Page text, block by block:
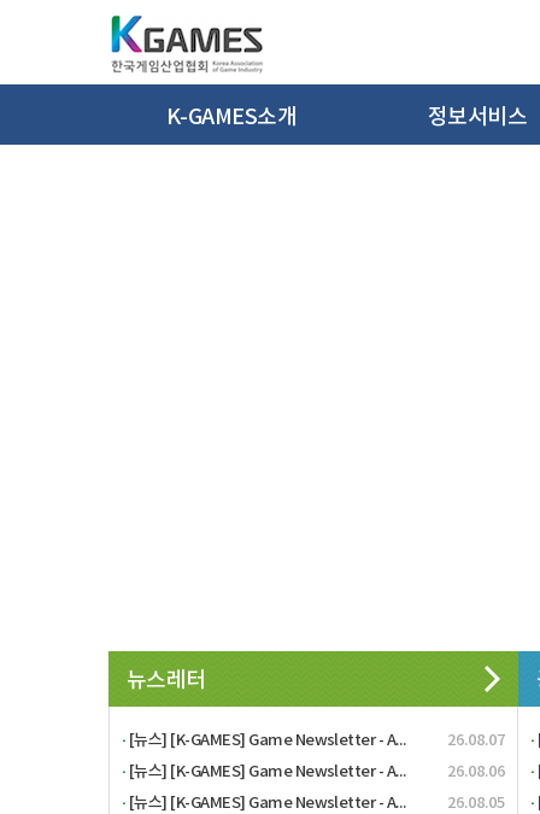
K-GAMES소개 정보서비스
뉴스레터
· [뉴스] [K-GAMES] Game Newsletter - August 7 2026
26.08.07
·
[뉴스] [K-GAMES] Game Newsletter - August 6 2026
26.08.06
·
[뉴스] [K-GAMES] Game Newsletter - August 5 2026
26.08.05
·
·
·